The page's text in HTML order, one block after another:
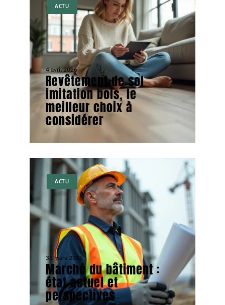
ACTU
4 avril 2026
Revêtement de sol
imitation bois, le
meilleur choix à
considérer
ACTU
31 mars 2026
Marché du bâtiment :
état actuel et
perspectives